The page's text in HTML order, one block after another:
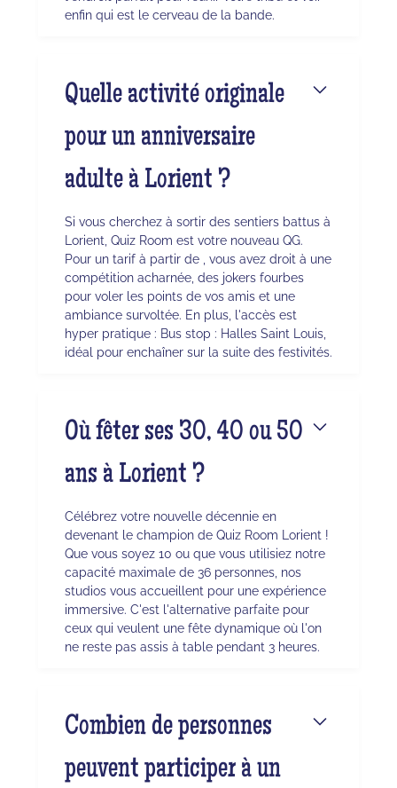
enfin qui est le cerveau de la bande.
Quelle activité originale
pour un anniversaire
adulte à Lorient ?
Si vous cherchez à sortir des sentiers battus à
Lorient, Quiz Room est votre nouveau QG.
Pour un tarif à partir de , vous avez droit à une
compétition acharnée, des jokers fourbes
pour voler les points de vos amis et une
ambiance survoltée. En plus, l'accès est
hyper pratique : Bus stop : Halles Saint Louis,
idéal pour enchaîner sur la suite des festivités.
Où fêter ses 30, 40 ou 50
ans à Lorient ?
Célébrez votre nouvelle décennie en
devenant le champion de Quiz Room Lorient !
Que vous soyez 10 ou que vous utilisiez notre
capacité maximale de 36 personnes, nos
studios vous accueillent pour une expérience
immersive. C'est l'alternative parfaite pour
ceux qui veulent une fête dynamique où l'on
ne reste pas assis à table pendant 3 heures.
Combien de personnes
peuvent participer à un